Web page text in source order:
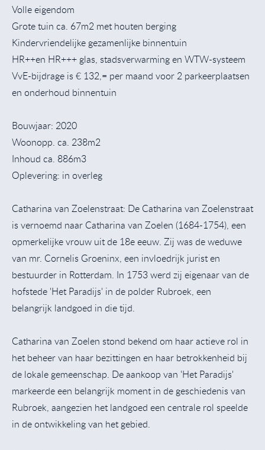
Volle eigendom
Grote tuin ca. 67m2 met houten berging
Kindervriendelijke gezamenlijke binnentuin
HR++en HR+++ glas, stadsverwarming en WTW-systeem
VvE-bijdrage is € 132,= per maand voor 2 parkeerplaatsen
en onderhoud binnentuin
Bouwjaar: 2020
Woonopp. ca. 238m2
Inhoud ca. 886m3
Oplevering: in overleg
Catharina van Zoelenstraat: De Catharina van Zoelenstraat
is vernoemd naar Catharina van Zoelen (1684-1754), een
opmerkelijke vrouw uit de 18e eeuw. Zij was de weduwe
van mr. Cornelis Groeninx, een invloedrijk jurist en
bestuurder in Rotterdam. In 1753 werd zij eigenaar van de
hofstede 'Het Paradijs' in de polder Rubroek, een
belangrijk landgoed in die tijd.
Catharina van Zoelen stond bekend om haar actieve rol in
het beheer van haar bezittingen en haar betrokkenheid bij
de lokale gemeenschap. De aankoop van 'Het Paradijs'
markeerde een belangrijk moment in de geschiedenis van
Rubroek, aangezien het landgoed een centrale rol speelde
in de ontwikkeling van het gebied.